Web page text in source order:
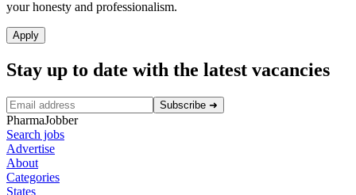
your honesty and professionalism.
Apply
Stay up to date with the latest vacancies
Subscribe ➜
PharmaJobber
Search jobs
Advertise
About
Categories
States